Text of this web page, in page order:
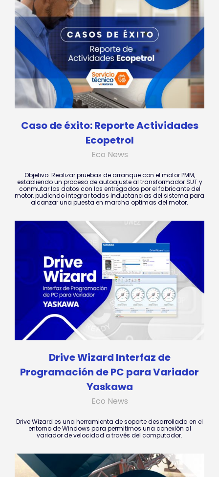
Caso de éxito: Reporte Actividades
Ecopetrol
Eco News
Objetivo: Realizar pruebas de arranque con el motor PMM,
establiendo un proceso de autoajuste al transformador SUT y
conmutar los datos con los entregados por el fabricante del
motor, pudiendo integrar todas inductancias del sistema para
alcanzar una puesta en marcha optimas del motor.
Drive Wizard Interfaz de
Programación de PC para Variador
Yaskawa
Eco News
Drive Wizard es una herramienta de soporte desarrollada en el
entorno de Windows para permitirnos una conexión al
variador de velocidad a través del computador.